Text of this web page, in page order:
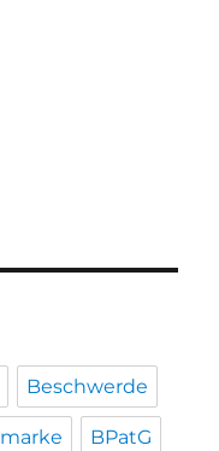
Beschwerde
BPatG